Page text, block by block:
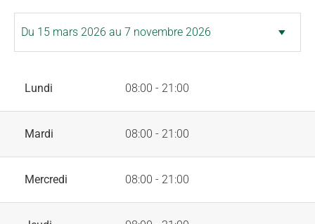
Lundi 08:00 - 21:00
Mardi 08:00 - 21:00
Mercredi 08:00 - 21:00